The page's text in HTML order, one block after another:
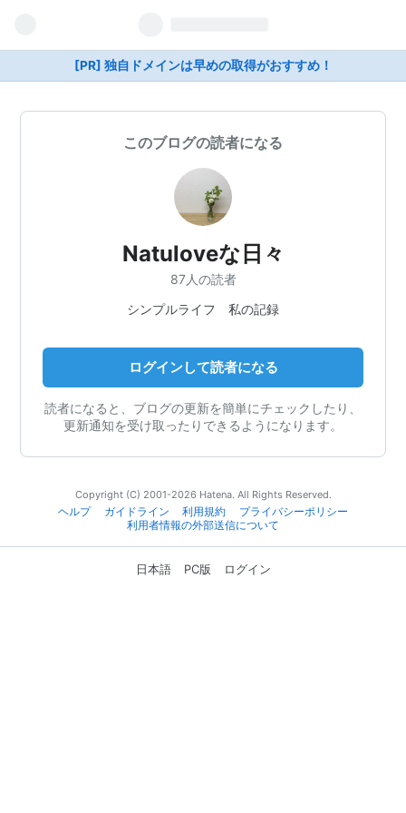
[PR] 独自ドメインは早めの取得がおすすめ！
このブログの読者になる
Natuloveな日々
87人の読者
シンプルライフ 私の記録
ログインして読者になる
読者になると、ブログの更新を簡単にチェックしたり、
更新通知を受け取ったりできるようになります。
Copyright (C) 2001-2026 Hatena. All Rights Reserved.
ヘルプ
ガイドライン 利用規約
プライバシーポリシー
利用者情報の外部送信について
日本語 PC版 ログイン